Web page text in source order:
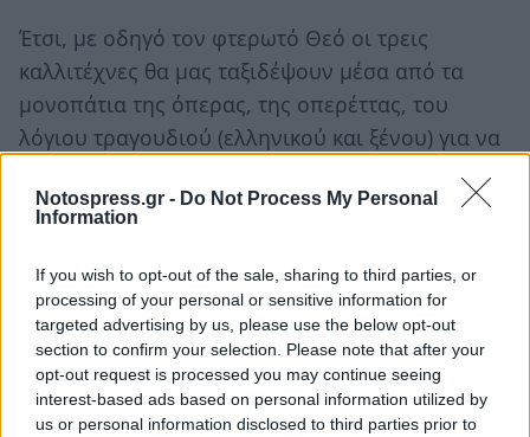
Notospress.gr - Do Not Process My Personal
Information
If you wish to opt-out of the sale, sharing to third parties, or
processing of your personal or sensitive information for
targeted advertising by us, please use the below opt-out
section to confirm your selection. Please note that after your
opt-out request is processed you may continue seeing
interest-based ads based on personal information utilized by
us or personal information disclosed to third parties prior to
Έτσι, με οδηγό τον φτερωτό Θεό οι τρεις
καλλιτέχνες θα μας ταξιδέψουν μέσα από τα
μονοπάτια της όπερας, της οπερέττας, του
λόγιου τραγουδιού (ελληνικού και ξένου) για να
γνωρίσουμε έρωτες ανεκπλήρωτους, έρωτες
καταραμένους, έρωτες εφήμερους… μα και
αφιερωμένη στην αξεπέραστη Μαρία Κάλλας.
Ακολουθήστε τοnotospress.grστο Google News και
μάθετε πρώτοιόλες τις ειδήσεις